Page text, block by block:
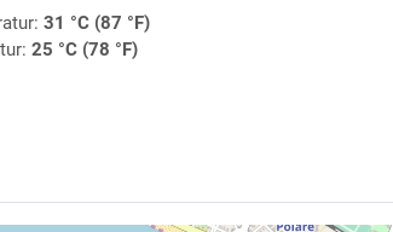
31 °C (87 °F)
25 °C (78 °F)